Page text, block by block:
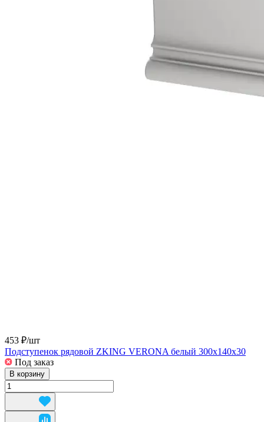
453 ₽/шт
Подступенок рядовой ZKING VERONA белый 300х140х30
Под заказ
В корзину